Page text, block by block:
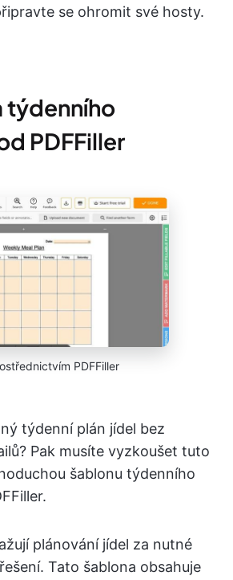
se ohromit své hosty.
týdenního
PDFFiller
PDFFiller
týdenní plán jídel bez
Pak musíte vyzkoušet tuto
šablonu týdenního
plánování jídel za nutné
Tato šablona obsahuje